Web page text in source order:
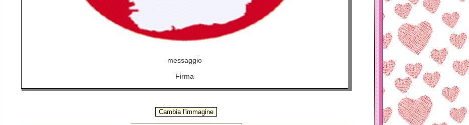
messaggio
Firma